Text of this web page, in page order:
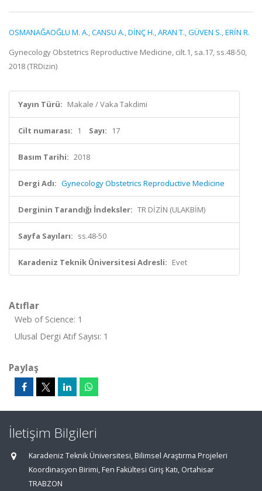
OSMANAĞAOĞLU M. A.,CANSU A.,DİNÇ H.,ARAN T.,GÜVEN S.,ERİN R.
Gynecology Obstetrics Reproductive Medicine, cilt.1, sa.17, ss.48-50,
2018 (TRDizin)
Yayın Türü: Makale / Vaka Takdimi
Cilt numarası: 1 Sayı: 17
Basım Tarihi: 2018
Dergi Adı: Gynecology Obstetrics Reproductive Medicine
Derginin Tarandığı İndeksler: TR DİZİN (ULAKBİM)
Sayfa Sayıları: ss.48-50
Karadeniz Teknik Üniversitesi Adresli: Evet
Atıflar
Web of Science: 1
Ulusal Dergi Atıf Sayısı: 1
Paylaş
İletişim Bilgileri
Karadeniz Teknik Üniversitesi, Bilimsel Araştırma Projeleri
Koordinasyon Birimi, Fen Fakültesi Giriş Katı, Ortahisar
TRABZON